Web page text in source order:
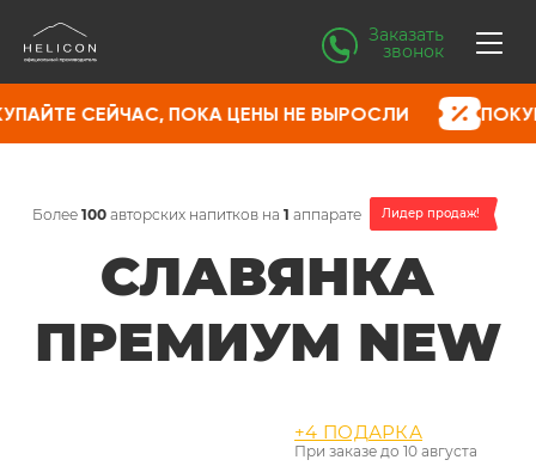
Заказать
звонок
ПОКА ЦЕНЫ НЕ ВЫРОСЛИ ПОКУПАЙТЕ
СЛАВЯНКА
ПРЕМИУМ NEW
Более 100авторских напитков на 1 аппарате Лидер продаж!
+4 ПОДАРКА
При заказе до10 августа